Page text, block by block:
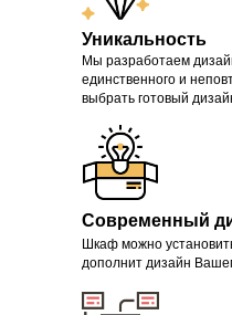
Мы разработаем
единственного и
выбрать готовый
Шкаф можно
дополнит дизайн
Уникальность
Современный